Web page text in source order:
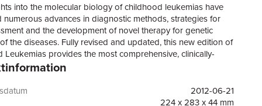
into the molecular biology of childhood leukemias have
numerous advances in diagnostic methods, strategies for
and the development of novel therapy for genetic
the diseases. Fully revised and updated, this new edition of
Leukemias provides the most comprehensive, clinically-
authoritative reference dedicated to these diseases.
chapters review approaches in the evaluation and
of specific leukemias, new therapeutic development and
2012-06-21
224 x 283 x 44 mm